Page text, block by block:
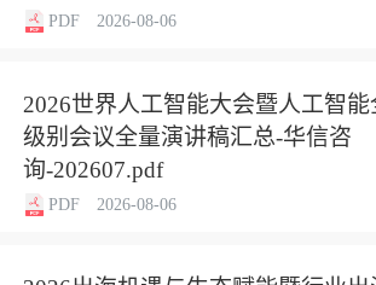
PDF 2026-08-06
2026世界人工智能大会暨人工智
级别会议全量演讲稿汇总-华信咨
询-202607.pdf
PDF 2026-08-06